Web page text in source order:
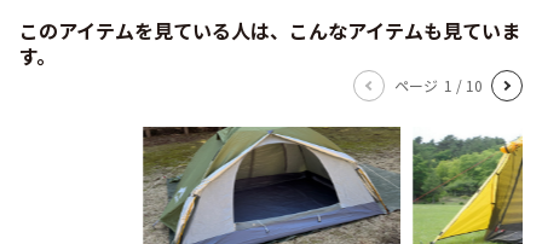
このアイテムを見ている人は、こんなアイテムも見ていま
す。
ページ 1 / 10